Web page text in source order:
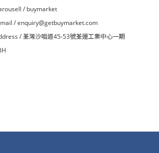
/ buymarket
/enquiry@getbuymarket.com
/ 荃灣沙咀道45-53號荃運工業中心一期